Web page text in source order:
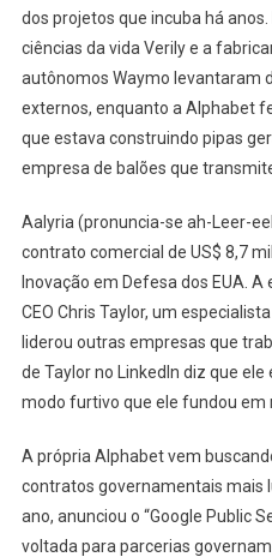
dos projetos que incuba há
ciências da vida Verily e a
autônomos Waymo levantaram
externos, enquanto a Alphabet
que estava construindo pipas
empresa de balões que
Aalyria (pronuncia-se ah-Leer-
contrato comercial de US$ 8,7
Inovação em Defesa dos EUA.
CEO Chris Taylor, um
liderou outras empresas que
de Taylor no LinkedIn diz que
modo furtivo que ele fundou em
A própria Alphabet vem
contratos governamentais mais
ano, anunciou o “Google Public
voltada para parcerias